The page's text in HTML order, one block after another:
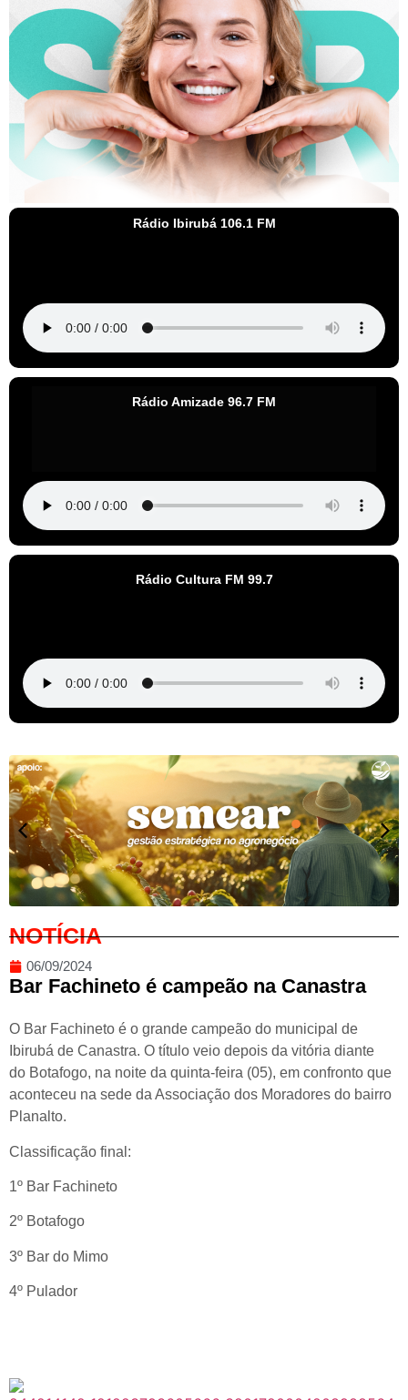
Rádio Ibirubá 106.1 FM
Rádio Amizade 96.7 FM
Rádio Cultura FM 99.7
NOTÍCIA
06/09/2024
Bar Fachineto é campeão na Canastra
O Bar Fachineto é o grande campeão do municipal de
Ibirubá de Canastra. O título veio depois da vitória diante
do Botafogo, na noite da quinta-feira (05), em confronto que
aconteceu na sede da Associação dos Moradores do bairro
Planalto.
Classificação final:
1º Bar Fachineto
2º Botafogo
3º Bar do Mimo
4º Pulador